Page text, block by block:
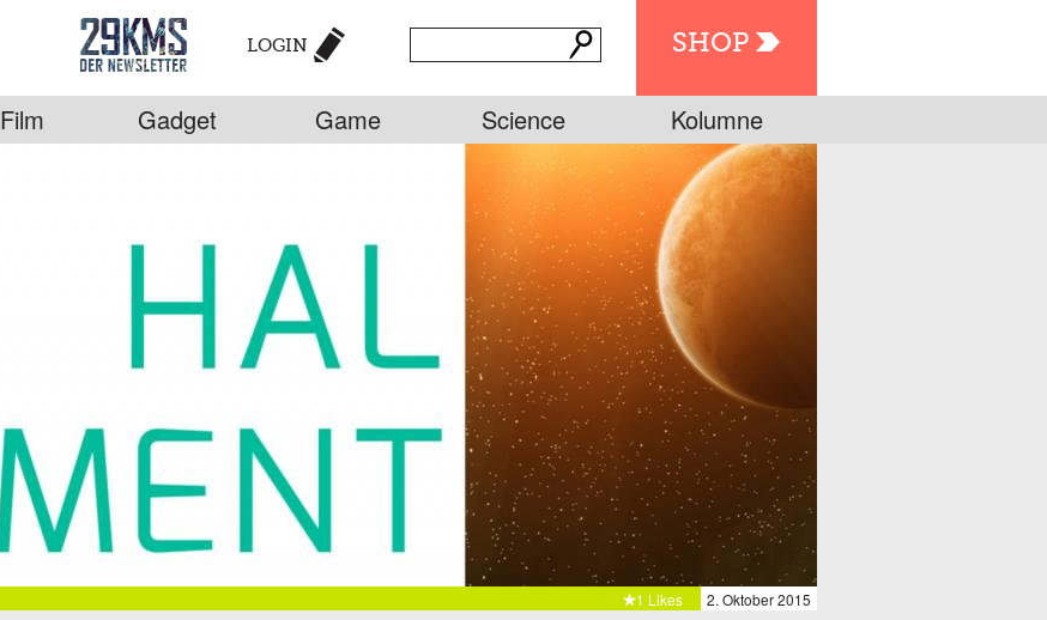
SHOP
LOGIN
Film Gadget Game Science Kolumne
2. Oktober 2015
1 Likes